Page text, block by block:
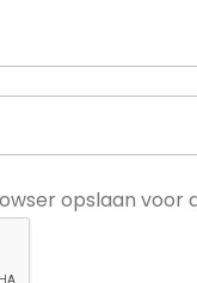
opslaan